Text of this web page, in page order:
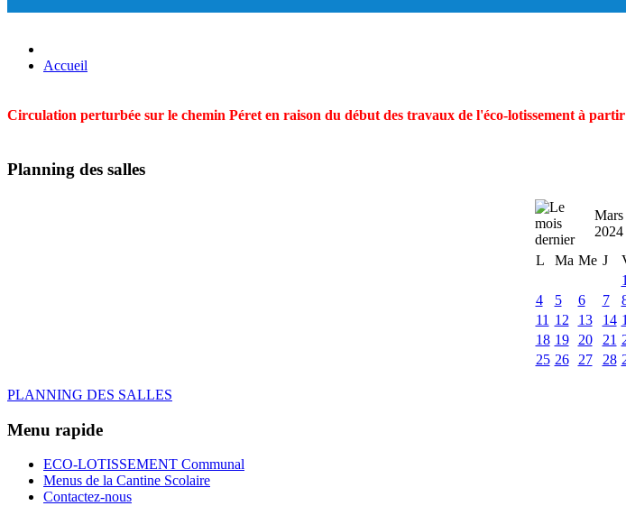
Accueil
Circulation perturbée sur le chemin Péret en raison du début des travaux de l'éco-lotissement à
Planning des salles
Mars
2024
L
Ma Me J
1
4
5 6 7
11 12 13 14
18 19 20 21
25 26 27 28
PLANNING DES SALLES
Menu rapide
ECO-LOTISSEMENT Communal
Menus de la Cantine Scolaire
Contactez-nous